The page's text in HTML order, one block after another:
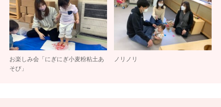
お楽しみ会「にぎにぎ小麦粉粘土あ
そび」
ノリノリ